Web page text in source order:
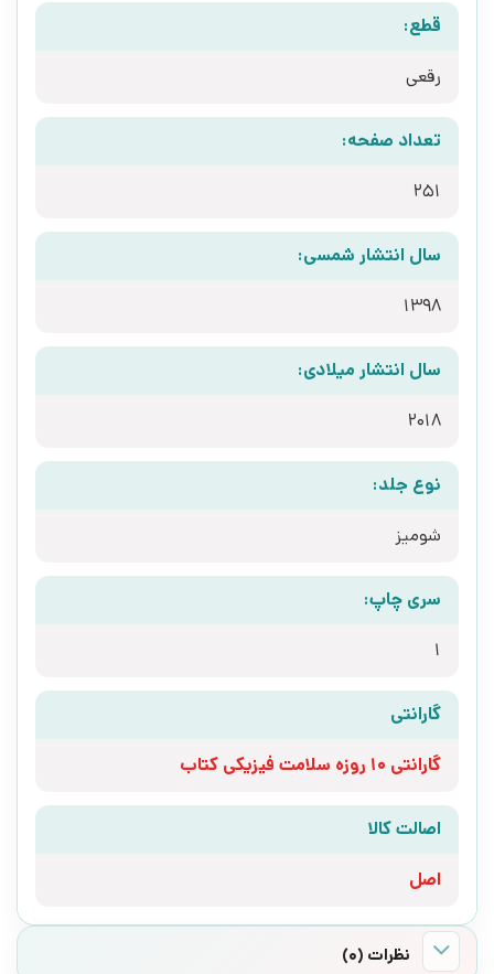
قطع:
رقعی
تعداد صفحه:
251
سال انتشار شمسی:
1398
سال انتشار میلادی:
2018
نوع جلد:
شومیز
سری چاپ:
1
گارانتی
گارانتی 10 روزه سلامت فیزیکی کتاب
اصالت کالا
اصل
نظرات (0)